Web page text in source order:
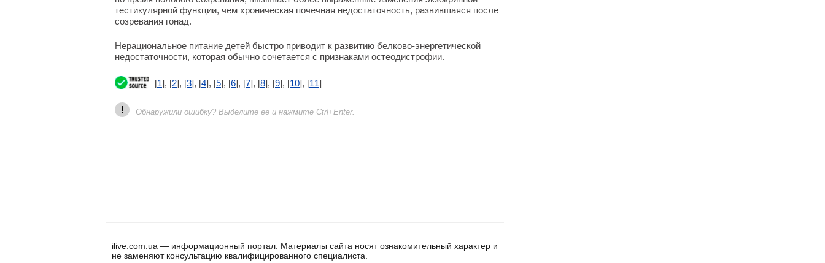
тестикулярной функции, чем хроническая почечная недостаточность, развившаяся после
созревания гонад.
Нерациональное питание детей быстро приводит к развитию белково-энергетической
недостаточности, которая обычно сочетается с признаками остеодистрофии.
[1], [2], [3], [4], [5], [6], [7], [8], [9], [10], [11]
! Обнаружили ошибку? Выделите ее и нажмите Ctrl+Enter.
ilive.com.ua — информационный портал. Материалы сайта носят ознакомительный характер и
не заменяют консультацию квалифицированного специалиста.